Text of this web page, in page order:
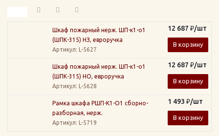
Шкаф пожарный нерж. ШП-к1-о1
(ШПК-315) НЗ, евроручка
Артикул: L-5627
12 687 ₽/шт
В корзину
Шкаф пожарный нерж. ШП-к1-о1
(ШПК-315) НО, евроручка
Артикул: L-5628
12 687 ₽/шт
В корзину
Рамка шкафа РШП-К1-О1 сборно-
разборная, нерж.
Артикул: L-5719
1 493 ₽/шт
В корзину